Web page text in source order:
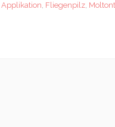
Applikation, Fliegenpilz,